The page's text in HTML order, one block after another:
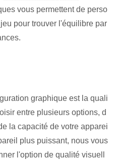
vous permettent de perso
pour trouver l'équilibre par
graphique est la quali
entre plusieurs options, d
la capacité de votre apparei
plus puissant, nous vous
l'option de qualité visuell